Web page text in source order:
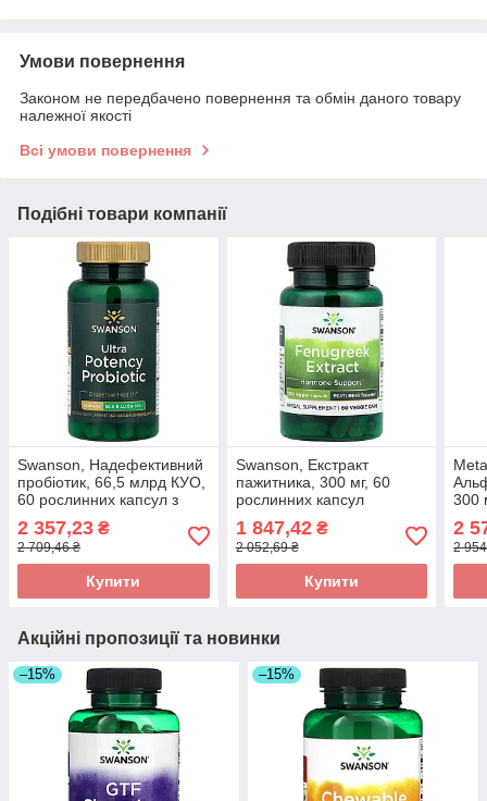
Умови повернення
Законом не передбачено повернення та обмін даного товару
належної якості
Всі умови повернення
Подібні товари компанії
Swanson, Надефективний
пробіотик, 66,5 млрд КУО,
60 рослинних капсул з
ЕМБО оригінал
2 357,23 ₴
2 709,46 ₴
Купити
Swanson, Екстракт
пажитника, 300 мг, 60
рослинних капсул
оригінал
1 847,42₴
2 052,69 ₴
Купити
300
2
2
Акційні пропозиції та новинки
–15% –15%